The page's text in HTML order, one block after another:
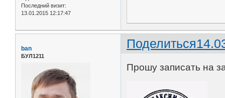
Последний визит:
13.01.2015 12:17:47
Поделиться
ban
БУЛ1211
Прошу записать на